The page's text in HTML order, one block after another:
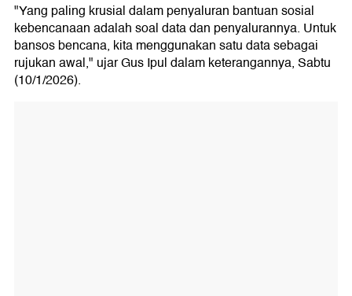
"Yang paling krusial dalam penyaluran bantuan sosial
kebencanaan adalah soal data dan penyalurannya. Untuk
bansos bencana, kita menggunakan satu data sebagai
rujukan awal," ujar Gus Ipul dalam keterangannya, Sabtu
(10/1/2026).